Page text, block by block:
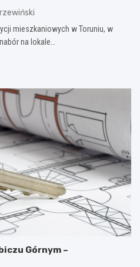
mieszkaniowych w Toruniu, w
na lokale…
Górnym –